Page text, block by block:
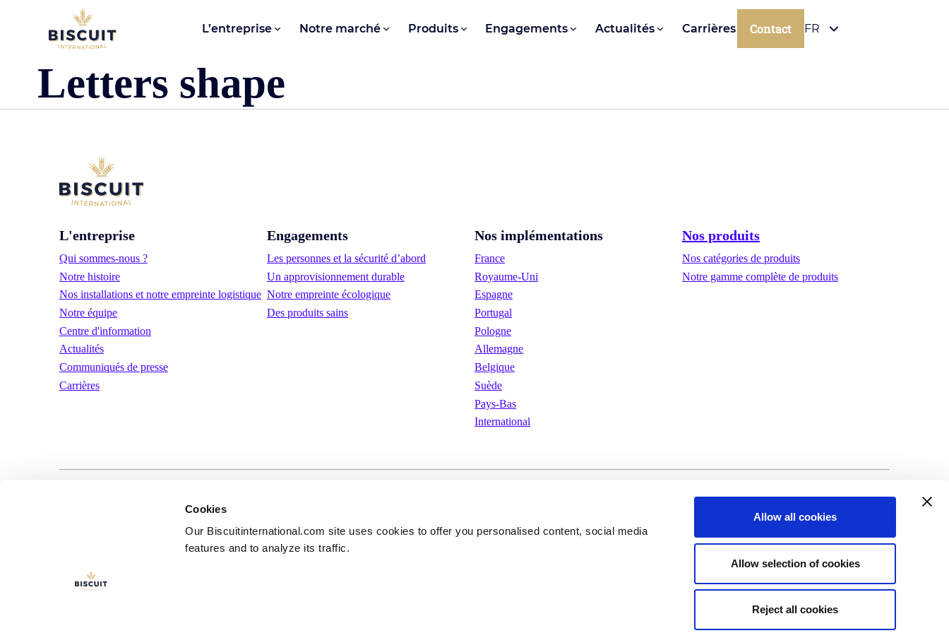
Cookies
Our Biscuitinternational.com site uses cookies to offer you personalised content, social media
features and to analyze its traffic.
Allow all cookies
Allow selection of cookies
Reject all cookies
Aller au contenu L’entreprise Notre marché Produits Engagements Actualités Carrières Contact FR
Letters shape
L'entreprise
Qui sommes-nous ?
Notre histoire
Nos installations et notre empreinte logistique
Notre équipe
Centre d'information
Actualités
Communiqués de presse
Carrières
Engagements
Les personnes et la sécurité d’abord
Un approvisionnement durable
Notre empreinte écologique
Des produits sains
Nos implémentations
France
Royaume-Uni
Espagne
Portugal
Pologne
Allemagne
Belgique
Suède
Pays-Bas
International
Nos produits
Nos catégories de produits
Notre gamme complète de produits
©Biscuit International 2023